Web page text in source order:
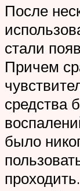
После
стали
Причем
средства
было